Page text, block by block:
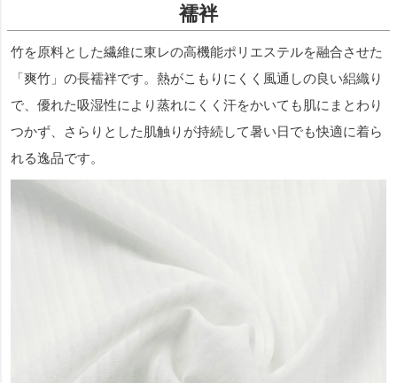
襦袢
竹を原料とした繊維に東レの高機能ポリエステルを融合させた
「爽竹」の長襦袢です。熱がこもりにくく風通しの良い絽織り
で、優れた吸湿性により蒸れにくく汗をかいても肌にまとわり
つかず、さらりとした肌触りが持続して暑い日でも快適に着ら
れる逸品です。